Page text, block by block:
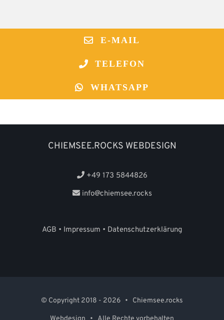
E-MAIL
TELEFON
WHATSAPP
CHIEMSEE.ROCKS WEBDESIGN
+49 173 5844826
info@chiemsee.rocks
AGB • Impressum • Datenschutzerklärung
© Copyright 2018 - 2026 • Chiemsee.rocks